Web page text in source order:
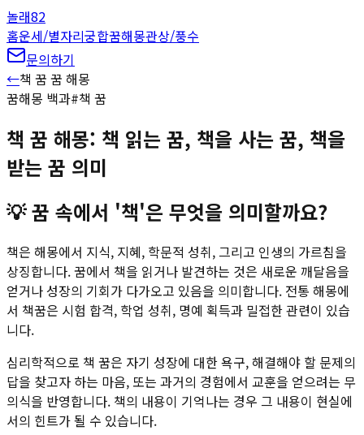
놀래82
홈운세/별자리궁합꿈해몽관상/풍수
문의하기
←책 꿈 꿈 해몽
꿈해몽 백과#책 꿈
책 꿈 해몽: 책 읽는 꿈, 책을 사는 꿈, 책을
받는 꿈 의미
💡꿈 속에서 '책'은 무엇을 의미할까요?
책은 해몽에서 지식, 지혜, 학문적 성취, 그리고 인생의 가르침을
상징합니다. 꿈에서 책을 읽거나 발견하는 것은 새로운 깨달음을
얻거나 성장의 기회가 다가오고 있음을 의미합니다. 전통 해몽에
서 책꿈은 시험 합격, 학업 성취, 명예 획득과 밀접한 관련이 있습
니다.
심리학적으로 책 꿈은 자기 성장에 대한 욕구, 해결해야 할 문제의
답을 찾고자 하는 마음, 또는 과거의 경험에서 교훈을 얻으려는 무
의식을 반영합니다. 책의 내용이 기억나는 경우 그 내용이 현실에
서의 힌트가 될 수 있습니다.